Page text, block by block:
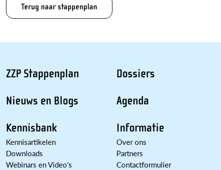
Terug naar stappenplan
ZZP Stappenplan
Nieuws en Blogs
Kennisbank
Kennisartikelen
Downloads
Webinars en Video's
Dossiers
Agenda
Informatie
Over ons
Partners
Contactformulier